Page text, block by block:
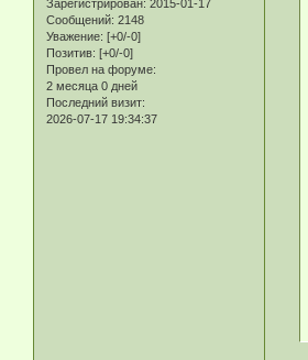
Зарегистрирован: 2015-01-17
Сообщений: 2148
Уважение: [+0/-0]
Позитив: [+0/-0]
Провел на форуме:
2 месяца 0 дней
Последний визит:
2026-07-17 19:34:37